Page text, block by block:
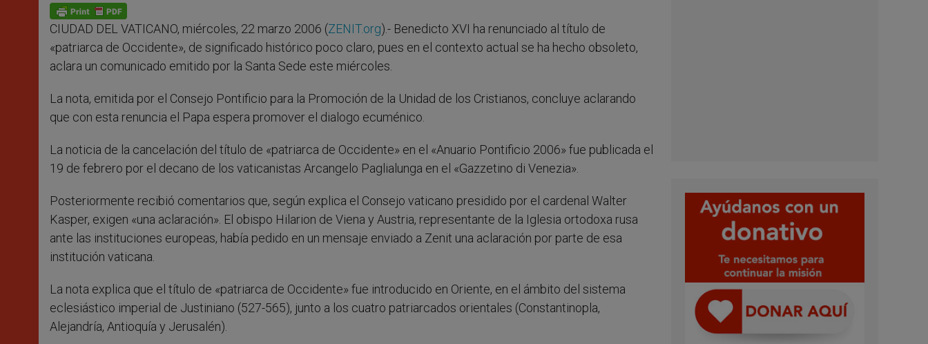
p
p
g
e
r
o
k
CIUDAD DEL VATICANO, miércoles, 22 marzo 2006 (ZENIT.org).- Benedicto XVI ha renunciado al título de
«patriarca de Occidente», de significado histórico poco claro, pues en el contexto actual se ha hecho obsoleto,
aclara un comunicado emitido por la Santa Sede este miércoles.
La nota, emitida por el Consejo Pontificio para la Promoción de la Unidad de los Cristianos, concluye aclarando
que con esta renuncia el Papa espera promover el dialogo ecuménico.
La noticia de la cancelación del título de «patriarca de Occidente» en el «Anuario Pontificio 2006» fue publicada el
19 de febrero por el decano de los vaticanistas Arcangelo Paglialunga en el «Gazzetino di Venezia».
Posteriormente recibió comentarios que, según explica el Consejo vaticano presidido por el cardenal Walter
Kasper, exigen «una aclaración». El obispo Hilarion de Viena y Austria, representante de la Iglesia ortodoxa rusa
ante las instituciones europeas, había pedido en un mensaje enviado a Zenit una aclaración por parte de esa
institución vaticana.
La nota explica que el título de «patriarca de Occidente» fue introducido en Oriente, en el ámbito del sistema
eclesiástico imperial de Justiniano (527-565), junto a los cuatro patriarcados orientales (Constantinopla,
Alejandría, Antioquía y Jerusalén).